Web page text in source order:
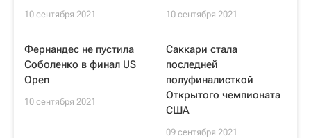
10 сентября 2021 10 сентября 2021
Фернандес не пустила
Соболенко в финал US
Open
10 сентября 2021
Саккари стала
последней
полуфиналисткой
Открытого чемпионата
США
09 сентября 2021